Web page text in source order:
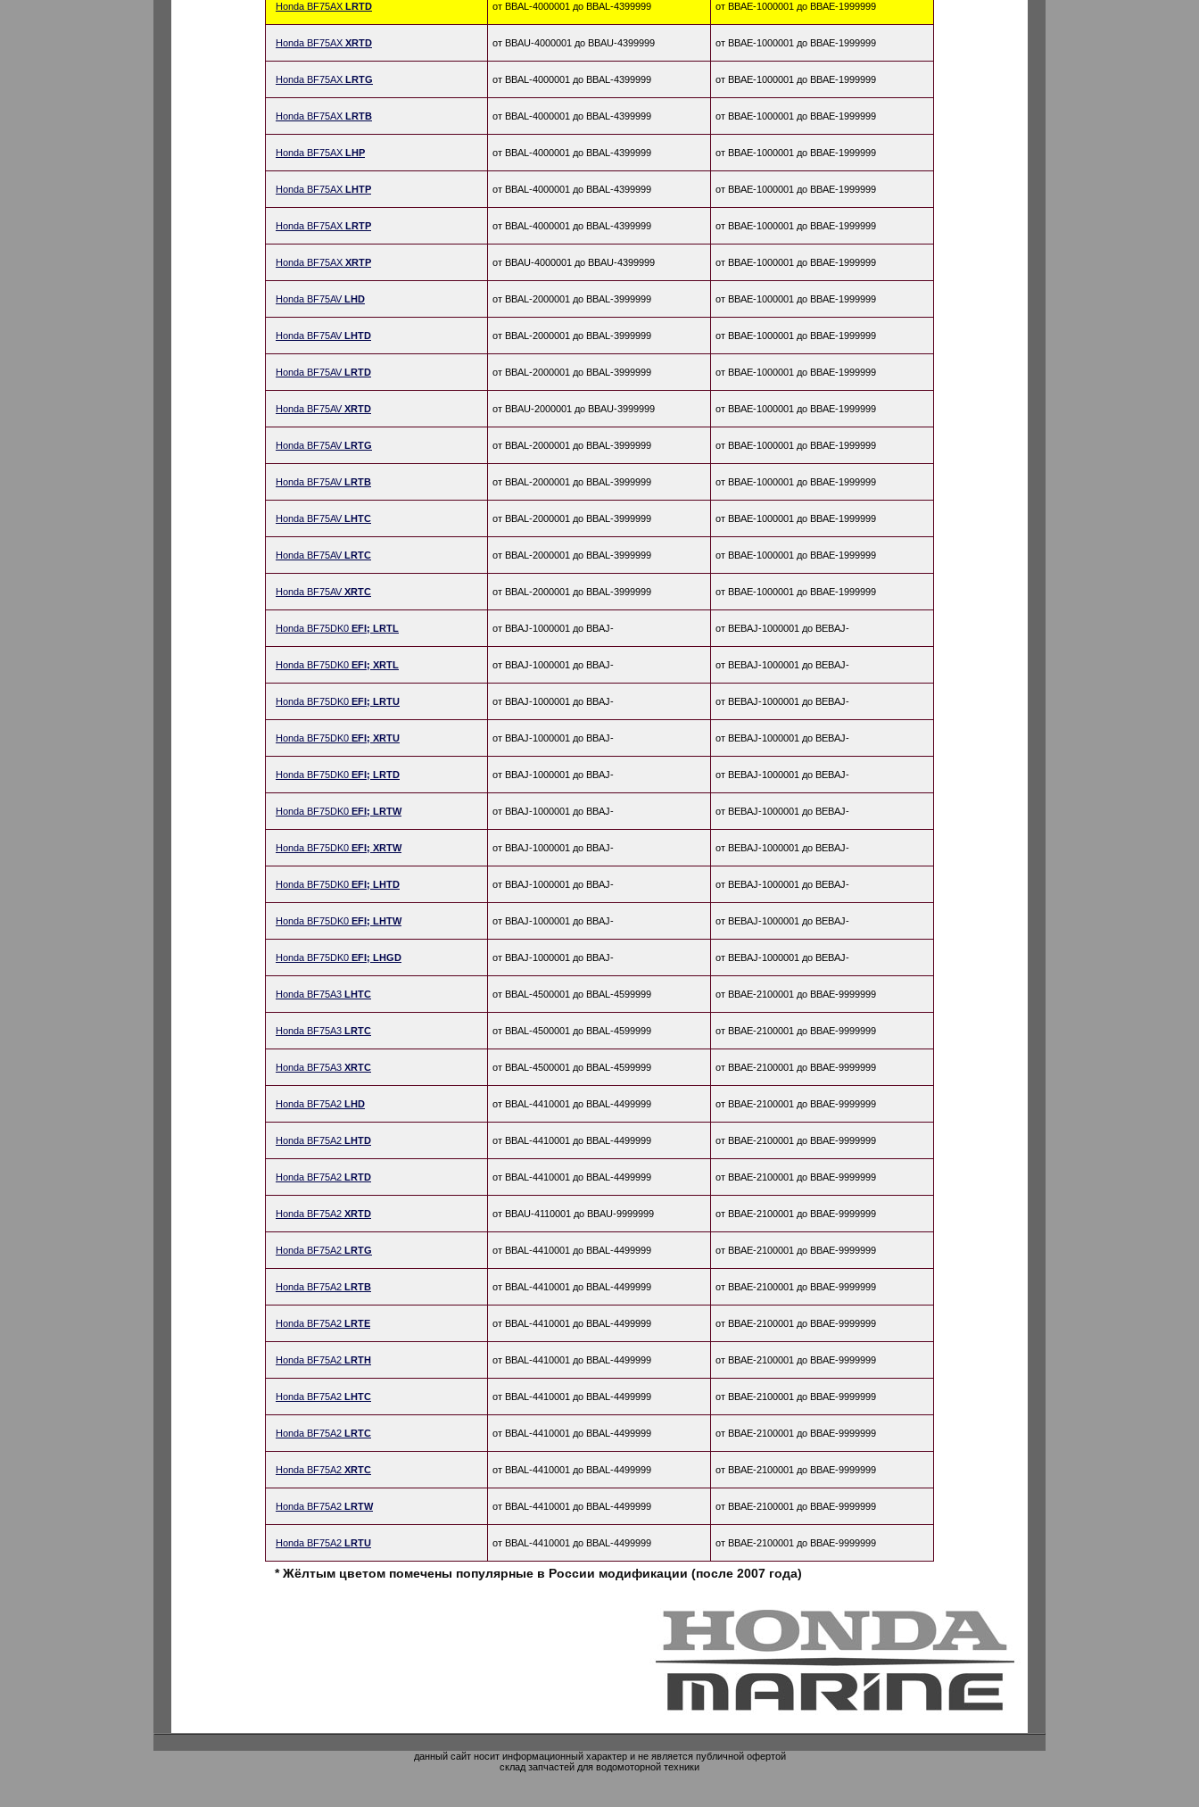
Honda BF75AX LRTD от BBAL-4000001 до BBAL-4399999 от BBAE-1000001 до BBAE-1999999
Honda BF75AX XRTD от BBAU-4000001 до BBAU-4399999 от BBAE-1000001 до BBAE-1999999
Honda BF75AX LRTG от BBAL-4000001 до BBAL-4399999 от BBAE-1000001 до BBAE-1999999
Honda BF75AX LRTB от BBAL-4000001 до BBAL-4399999 от BBAE-1000001 до BBAE-1999999
Honda BF75AX LHP от BBAL-4000001 до BBAL-4399999 от BBAE-1000001 до BBAE-1999999
Honda BF75AX LHTP от BBAL-4000001 до BBAL-4399999 от BBAE-1000001 до BBAE-1999999
Honda BF75AX LRTP от BBAL-4000001 до BBAL-4399999 от BBAE-1000001 до BBAE-1999999
Honda BF75AX XRTP от BBAU-4000001 до BBAU-4399999 от BBAE-1000001 до BBAE-1999999
Honda BF75AVLHD от BBAL-2000001 до BBAL-3999999 от BBAE-1000001 до BBAE-1999999
Honda BF75AVLHTD от BBAL-2000001 до BBAL-3999999 от BBAE-1000001 до BBAE-1999999
Honda BF75AVLRTD от BBAL-2000001 до BBAL-3999999 от BBAE-1000001 до BBAE-1999999
Honda BF75AVXRTD от BBAU-2000001 до BBAU-3999999 от BBAE-1000001 до BBAE-1999999
Honda BF75AVLRTG от BBAL-2000001 до BBAL-3999999 от BBAE-1000001 до BBAE-1999999
Honda BF75AVLRTB от BBAL-2000001 до BBAL-3999999 от BBAE-1000001 до BBAE-1999999
Honda BF75AVLHTC от BBAL-2000001 до BBAL-3999999 от BBAE-1000001 до BBAE-1999999
Honda BF75AVLRTC от BBAL-2000001 до BBAL-3999999 от BBAE-1000001 до BBAE-1999999
Honda BF75AVXRTC от BBAL-2000001 до BBAL-3999999 от BBAE-1000001 до BBAE-1999999
Honda BF75DK0 EFI; LRTL от BBAJ-1000001 до BBAJ- от BEBAJ-1000001 до BEBAJ-
Honda BF75DK0 EFI; XRTL от BBAJ-1000001 до BBAJ- от BEBAJ-1000001 до BEBAJ-
Honda BF75DK0 EFI; LRTU от BBAJ-1000001 до BBAJ- от BEBAJ-1000001 до BEBAJ-
Honda BF75DK0 EFI; XRTU от BBAJ-1000001 до BBAJ- от BEBAJ-1000001 до BEBAJ-
Honda BF75DK0 EFI; LRTD от BBAJ-1000001 до BBAJ- от BEBAJ-1000001 до BEBAJ-
Honda BF75DK0 EFI; LRTW от BBAJ-1000001 до BBAJ- от BEBAJ-1000001 до BEBAJ-
Honda BF75DK0 EFI; XRTW от BBAJ-1000001 до BBAJ- от BEBAJ-1000001 до BEBAJ-
Honda BF75DK0 EFI; LHTD от BBAJ-1000001 до BBAJ- от BEBAJ-1000001 до BEBAJ-
Honda BF75DK0 EFI; LHTW от BBAJ-1000001 до BBAJ- от BEBAJ-1000001 до BEBAJ-
Honda BF75DK0 EFI; LHGD от BBAJ-1000001 до BBAJ- от BEBAJ-1000001 до BEBAJ-
Honda BF75A3 LHTC от BBAL-4500001 до BBAL-4599999 от BBAE-2100001 до BBAE-9999999
Honda BF75A3 LRTC от BBAL-4500001 до BBAL-4599999 от BBAE-2100001 до BBAE-9999999
Honda BF75A3 XRTC от BBAL-4500001 до BBAL-4599999 от BBAE-2100001 до BBAE-9999999
Honda BF75A2 LHD от BBAL-4410001 до BBAL-4499999 от BBAE-2100001 до BBAE-9999999
Honda BF75A2 LHTD от BBAL-4410001 до BBAL-4499999 от BBAE-2100001 до BBAE-9999999
Honda BF75A2 LRTD от BBAL-4410001 до BBAL-4499999 от BBAE-2100001 до BBAE-9999999
Honda BF75A2 XRTD от BBAU-4110001 до BBAU-9999999 от BBAE-2100001 до BBAE-9999999
Honda BF75A2 LRTG от BBAL-4410001 до BBAL-4499999 от BBAE-2100001 до BBAE-9999999
Honda BF75A2 LRTB от BBAL-4410001 до BBAL-4499999 от BBAE-2100001 до BBAE-9999999
Honda BF75A2 LRTE от BBAL-4410001 до BBAL-4499999 от BBAE-2100001 до BBAE-9999999
Honda BF75A2 LRTH от BBAL-4410001 до BBAL-4499999 от BBAE-2100001 до BBAE-9999999
Honda BF75A2 LHTC от BBAL-4410001 до BBAL-4499999 от BBAE-2100001 до BBAE-9999999
Honda BF75A2 LRTC от BBAL-4410001 до BBAL-4499999 от BBAE-2100001 до BBAE-9999999
Honda BF75A2 XRTC от BBAL-4410001 до BBAL-4499999 от BBAE-2100001 до BBAE-9999999
Honda BF75A2 LRTW от BBAL-4410001 до BBAL-4499999 от BBAE-2100001 до BBAE-9999999
Honda BF75A2 LRTU от BBAL-4410001 до BBAL-4499999 от BBAE-2100001 до BBAE-9999999
* Жёлтым цветом помечены популярные в России модификации (после 2007 года)
данный сайт носит информационный характер и не является публичной офертой
склад запчастей для водомоторной техники